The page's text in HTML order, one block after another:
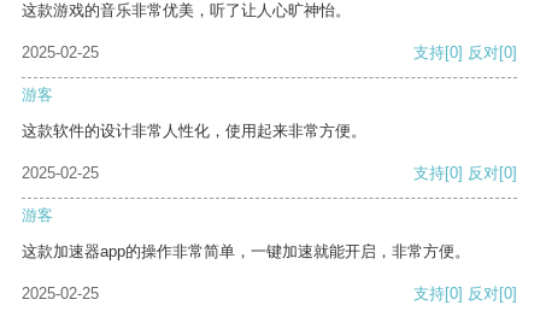
这款游戏的音乐非常优美，听了让人心旷神怡。
2025-02-25 支持[0] 反对[0]
游客
这款软件的设计非常人性化，使用起来非常方便。
2025-02-25 支持[0] 反对[0]
游客
这款加速器app的操作非常简单，一键加速就能开启，非常方便。
2025-02-25 支持[0] 反对[0]